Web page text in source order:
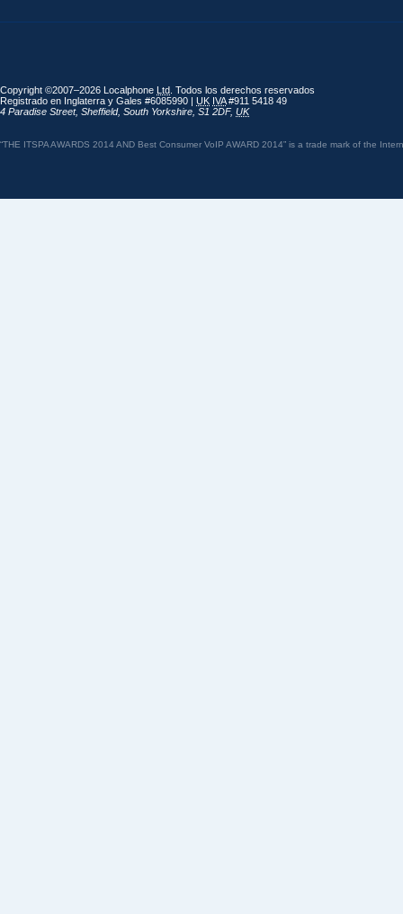
Copyright ©2007–2026 Localphone Ltd . Todos los derechos reservados
Registrado en Inglaterra y Gales #6085990 | UK IVA#911 5418 49
4 Paradise Street, Sheffield, South Yorkshire S1 2DF, UK
“THE ITSPA AWARDS 2014 AND Best Consumer VoIP AWARD 2014” is a trade mark of the